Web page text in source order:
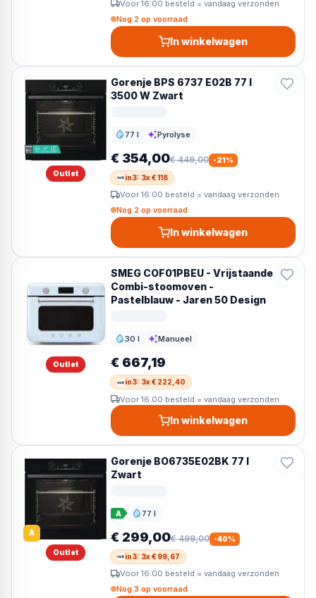
Voor 16:00 besteld = vandaag verzonden
Nog 2 op voorraad
In winkelwagen
Outlet
Gorenje BPS 6737 E02B 77 l
3500 W Zwart
77 l
Inhoud Pyrolyse
Reiniging
€ 354,00€ 449,00 -21%
in3: 3x € 118
Voor 16:00 besteld = vandaag verzonden
Nog 2 op voorraad
In winkelwagen
Outlet
SMEG COF01PBEU - Vrijstaande
Combi-stoomoven -
Pastelblauw - Jaren 50 Design
30 l
Inhoud Manueel
Reiniging
€ 667,19
in3: 3x € 222,40
Voor 16:00 besteld = vandaag verzonden
In winkelwagen
A
Outlet
Gorenje BO6735E02BK 77 l
Zwart
A 77 l
Inhoud
€ 299,00€ 499,00 -40%
in3: 3x € 99,67
Voor 16:00 besteld = vandaag verzonden
Nog 3 op voorraad